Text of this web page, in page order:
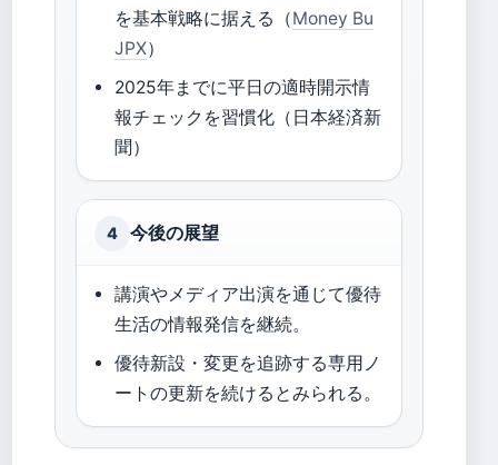
を基本戦略に据える（Money Bu
JPX）
2025年までに平日の適時開示情
報チェックを習慣化（日本経済新
聞）
4 今後の展望
講演やメディア出演を通じて優待
生活の情報発信を継続。
優待新設・変更を追跡する専用ノ
ートの更新を続けるとみられる。